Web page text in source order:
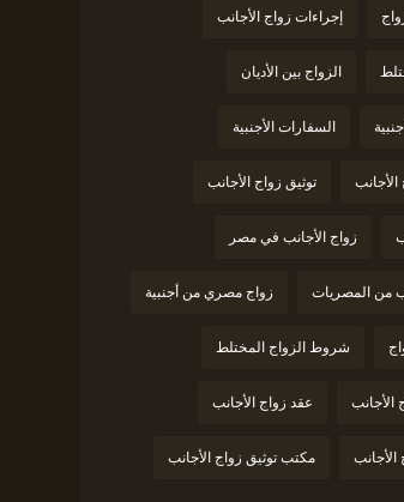
إجراءات زواج الأجانب
الزواج بين الأديان
السفارات الأجنبية
توثيق زواج الأجانب
زواج الأجانب في مصر
من المصريات زواج مصري من أجنبية
شروط الزواج المختلط
عقد زواج الأجانب
مكتب توثيق زواج الأجانب